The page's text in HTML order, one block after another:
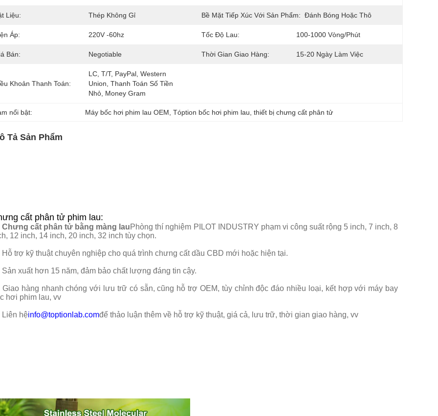
Liệu: Thép Không Gỉ Bề Mặt Tiếp Xúc Với Sản Phẩm: Đánh Bóng Hoặc Thô
Áp: 220V -60hz Tốc Độ Lau: 100-1000 Vòng/phút
Bán: Negotiable Thời Gian Giao Hàng: 15-20 Ngày Làm Việc
Khoản Thanh Toán:
LC, T/T, PayPal, Western
Union, Thanh Toán Số Tiền
Nhỏ, Money Gram
nổi bật: Máy bốc hơi phim lau OEM , Tóption bốc hơi phim lau , thiết bị chưng cất phân tử
Tả Sản Phẩm
cất phân tử phim lau:
Chưng cất phân tử bằng màng lauPhòng thí nghiệm PILOT INDUSTRY phạm vi công suất rộng 5 inch, 7 inch, 8
12 inch, 14 inch, 20 inch, 32 inch tùy chọn.
Hỗ trợ kỹ thuật chuyên nghiệp cho quá trình chưng cất dầu CBD mới hoặc hiện tại.
Sản xuất hơn 15 năm, đảm bảo chất lượng đáng tin cậy.
Giao hàng nhanh chóng với lưu trữ có sẵn, cũng hỗ trợ OEM, tùy chỉnh độc đáo nhiều loại, kết hợp với máy bay
hơi phim lau, vv
Liên hệinfo@toptionlab.comđể thảo luận thêm về hỗ trợ kỹ thuật, giá cả, lưu trữ, thời gian giao hàng, vv